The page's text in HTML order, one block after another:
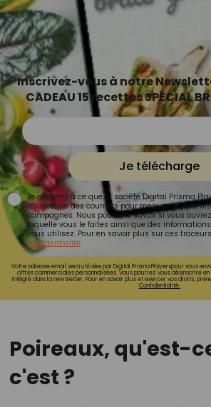
Inscrivez-vous à notre
CADEAU 15 recettes SPÉCIAL
Je télécharge
Je consens à ce que la société Digital Prisma
d'ouverture des courriels pour mesurer et
campagnes. Nous pourrons savoir si vous
laquelle vous le faites ainsi que des
vous utilisez. Pour en savoir plus sur ces
confidentialité.
Votre adresse email sera utilisée par Digital Prisma Playerspour vous
offres commerciales personnalisées. Vous pourrez vous désinscrire
intégré dans la newsletter. Pour en savoir plus et exercer vos droits,
Confidentialité.
Poireaux, qu'est-
c'est ?